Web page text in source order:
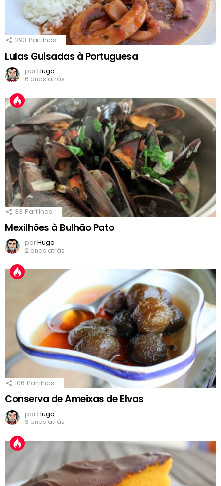
293 Partilhas
Lulas Guisadas à Portuguesa
porHugo
6 anos atrás
33 Partilhas
Mexilhões à Bulhão Pato
porHugo
2 anos atrás
106 Partilhas
Conserva de Ameixas de Elvas
porHugo
3 anos atrás